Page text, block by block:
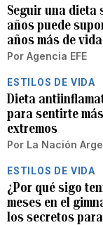
Seguir una dieta
años puede
años más de vida
Por Agencia EFE
ESTILOS DE VIDA
Dieta
para sentirte
extremos
Por La Nación
ESTILOS DE VIDA
¿Por qué sigo
meses en el
los secretos